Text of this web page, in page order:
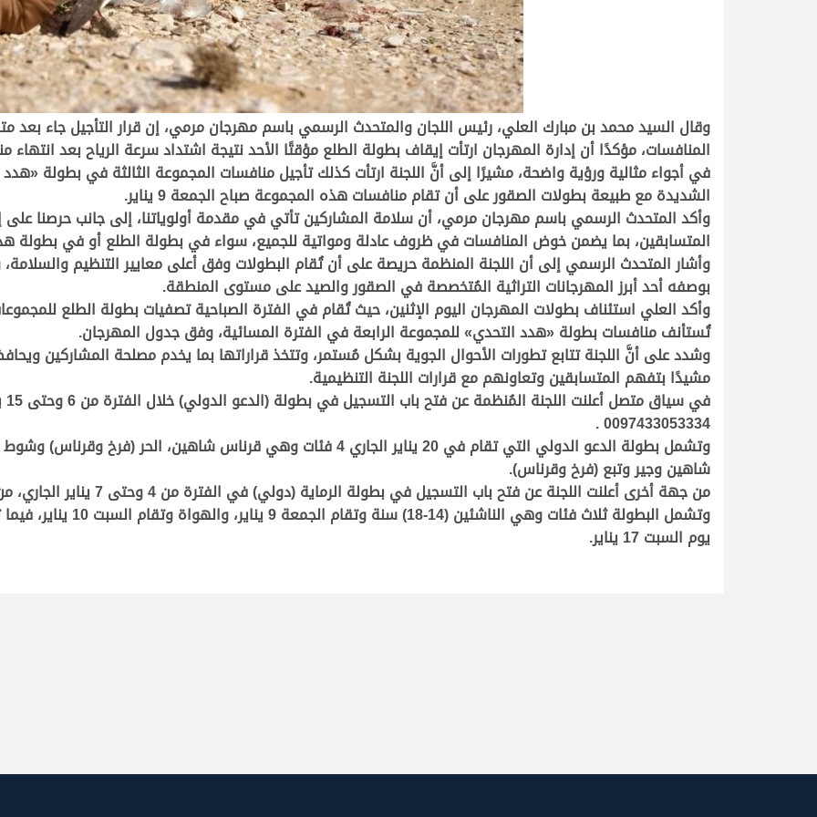
وقال السيد محمد بن مبارك العلي، رئيس اللجان والمتحدث الرسمي باسم مهرجان مرمي، إن قرار التأجيل جاء بعد
المنافسات، مؤكدًا أن إدارة المهرجان ارتأت إيقاف بطولة الطلع مؤقتًا الأحد نتيجة اشتداد سرعة الرياح بعد
في أجواء مثالية ورؤية واضحة، مشيرًا إلى أنَّ اللجنة ارتأت كذلك تأجيل منافسات المجموعة الثالثة في بطولة
الشديدة مع طبيعة بطولات الصقور على أن تقام منافسات هذه المجموعة صباح الجمعة 9 يناير
.
وأكد المتحدث الرسمي باسم مهرجان مرمي، أن سلامة المشاركين تأتي في مقدمة أولوياتنا، إلى جانب حرصنا على
المتسابقين، بما يضمن خوض المنافسات في ظروف عادلة ومواتية للجميع، سواء في بطولة الطلع أو في بطولة
وأشار المتحدث الرسمي إلى أن اللجنة المنظمة حريصة على أن تُقام البطولات وفق أعلى معايير التنظيم
بوصفه أحد أبرز المهرجانات التراثية المُتخصصة في الصقور والصيد على مستوى المنطقة.
وأكد العلي استئناف بطولات المهرجان اليوم الإثنين، حيث تُقام في الفترة الصباحية تصفيات بطولة الطلع
تُستأنف منافسات بطولة«هدد التحدي» للمجموعة الرابعة في الفترة المسائية، وفق جدول المهرجان.
وشدد على أنَّ اللجنة تتابع تطورات الأحوال الجوية بشكل مُستمر، وتتخذ قراراتها بما يخدم مصلحة المشاركين
مشيدًا بتفهم المتسابقين وتعاونهم مع قرارات اللجنة التنظيمية.
في سياق متصل أعلنت اللجنة المُنظمة عن فتح باب التسجيل في بطولة (الدعو الدولي) خلال الفترة من 6 وحتى 15 يناير الجاري، عبر الواتساب على الرقم،
0097433053334 .
وتشمل بطولة الدعو الدولي التي تقام في 20 يناير الجاري 4 فئات وهي قرناس
شاهين وجير وتبع (فرخ وقرناس).
من جهة أخرى أعلنت اللجنة عن فتح باب التسجيل في بطولة الرماية (دولي) في الفترة من 4 وحتى 7 يناير الجاري، من خلال رقم الواتساب 0097455215399
وتشمل البطولة ثلاث فئات
يوم السبت 17 يناير
.